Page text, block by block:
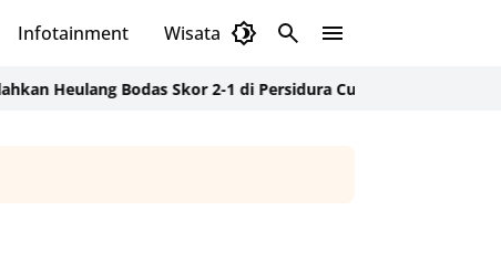
Infotainment Wisata Daerah
Bodas Skor 2-1 di Persidura Cup 2026Marooned Actor